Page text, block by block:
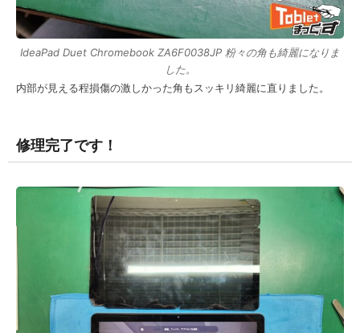
IdeaPad Duet Chromebook ZA6F0038JP 粉々の角も綺麗になりま
した。
内部が見える程損傷の激しかった角もスッキリ綺麗に直りました。
修理完了です！